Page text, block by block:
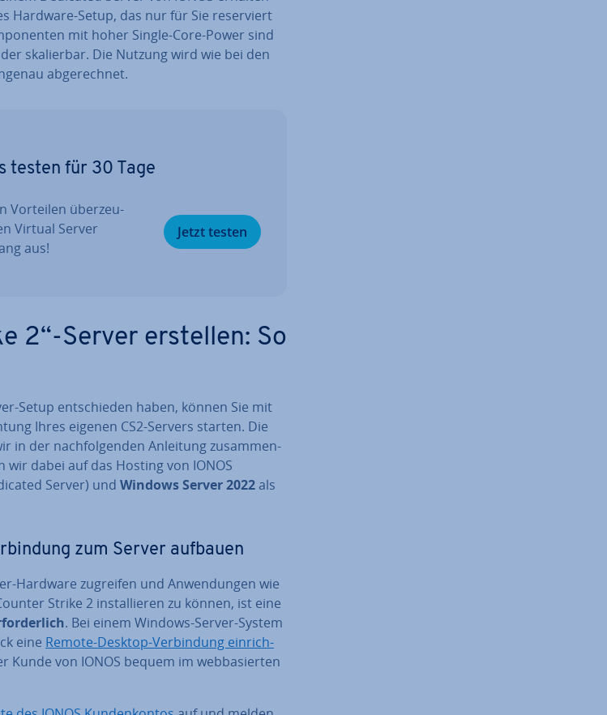
Hardware-Setup, das nur für Sie re­ser­viert
mit hoher Single-Core-Power sind
ska­lier­bar. Die Nutzung wird wie bei den
ab­ge­rech­net.
testen für 30 Tage
Vorteilen über­zeu­
Virtual Server
aus!
Jetzt testen
2“-Server erstellen: So
Setup ent­schie­den haben, können Sie mit
Ihres eigenen CS2-Servers starten. Die
in der nach­fol­gen­den Anleitung zu­sam­men­
wir dabei auf das Hosting von IONOS
Server) und Windows Server 2022als
zum Server aufbauen
Hardware zugreifen und An­wen­dun­gen wie
Strike 2 in­stal­lie­ren zu können, ist eine
. Bei einem Windows-Server-System
eine Remote-Desktop-Ver­bin­dung ein­rich­
Kunde von IONOS bequem im web­ba­sier­ten